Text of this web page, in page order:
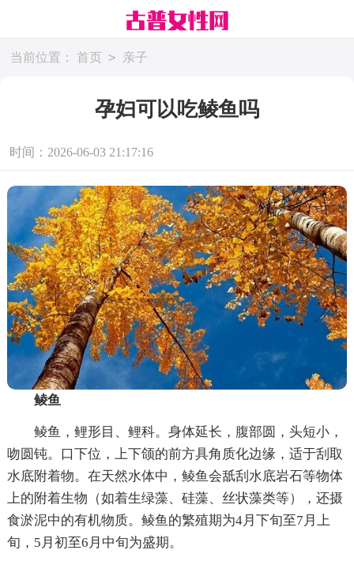
当前位置： 首页 > 亲子
孕妇可以吃鲮鱼吗
时间：2026-06-03 21:17:16
鲮鱼
鲮鱼，鲤形目、鲤科。身体延长，腹部圆，头短小，
吻圆钝。口下位，上下颌的前方具角质化边缘，适于刮取
水底附着物。在天然水体中，鲮鱼会舐刮水底岩石等物体
上的附着生物（如着生绿藻、硅藻、丝状藻类等），还摄
食淤泥中的有机物质。鲮鱼的繁殖期为4月下旬至7月上
旬，5月初至6月中旬为盛期。